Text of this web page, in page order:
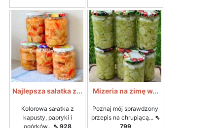
Najlepsza sałatka z...
Kolorowa sałatka z
kapusty, papryki i
ogórków... ⇖ 928
Mizeria na zimę w...
Poznaj mój sprawdzony
przepis na chrupiącą... ⇖
799